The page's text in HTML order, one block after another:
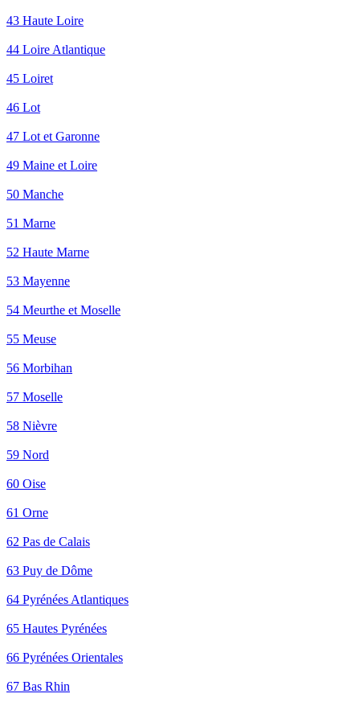
43 Haute Loire
44 Loire Atlantique
45 Loiret
46 Lot
47 Lot et Garonne
49 Maine et Loire
50 Manche
51 Marne
52 Haute Marne
53 Mayenne
54 Meurthe et Moselle
55 Meuse
56 Morbihan
57 Moselle
58 Nièvre
59 Nord
60 Oise
61 Orne
62 Pas de Calais
63 Puy de Dôme
64 Pyrénées Atlantiques
65 Hautes Pyrénées
66 Pyrénées Orientales
67 Bas Rhin